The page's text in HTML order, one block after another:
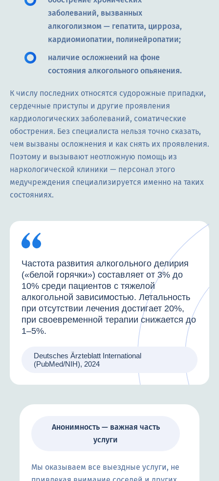
заболеваний, вызванных
алкоголизмом — гепатита, цирроза,
кардиомиопатии, полинейропатии;
наличие осложнений на фоне
состояния алкогольного опьянения.
К числу последних относятся судорожные припадки,
сердечные приступы и другие проявления
кардиологических заболеваний, соматические
обострения. Без специалиста нельзя точно сказать,
чем вызваны осложнения и как снять их проявления.
Поэтому и вызывают неотложную помощь из
наркологической клиники — персонал этого
медучреждения специализируется именно на таких
состояниях.
Частота развития алкогольного делирия
(«белой горячки») составляет от 3% до
10% среди пациентов с тяжелой
алкогольной зависимостью. Летальность
при отсутствии лечения достигает 20%,
при своевременной терапии снижается до
1–5%.
Deutsches Ärzteblatt International
(PubMed/NIH), 2024
Анонимность — важная часть
услуги
Мы оказываем все выездные услуги, не